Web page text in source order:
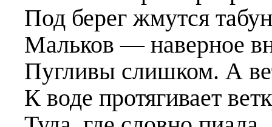
Под берег жмутся
Мальков –– наверное
Пугливы слишком. А
К воде протягивает